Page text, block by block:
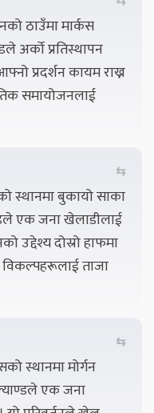
ठाउँमा मार्कस
अर्को प्रतिस्थापन
प्रदर्शन कायम राख्न
समायोजनलाई
⇆
स्थानमा बुकायो साका
एक जना खेलाडीलाई
उद्देश्य दोस्रो हाफमा
ताजा
⇆
स्थानमा मोर्गन
एक जना